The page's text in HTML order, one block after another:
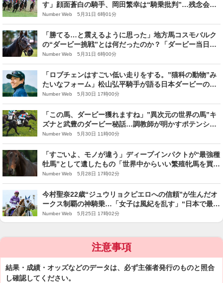
す」顔面蒼白の騎手、岡田繁幸は“騎乗批判”…残念会で
懇願「来年のダービーを勝たせてください」
Number Web 5月31日 6時01分
「勝てる…と震えるように思った」地方馬コスモバルク
の“ダービー挑戦”とは何だったのか？「ダービー当日の
朝、芝コースを歩いた」岡田繁幸の悲願
Number Web 5月31日 6時00分
「ロブチェンはすごい低い走りをする。”猫科の動物”み
たいなフォーム」松山弘平騎手が語る日本ダービーの勝
算「うーん、僕はひらめき派だと思います」
Number Web 5月30日 17時00分
「この馬、ダービー獲れますね」”異次元の世界の馬”キ
ズナと武豊のダービー秘話…調教師が明かすポテンシャ
ル「それこそディープインパクトだね」
Number Web 5月30日 11時00分
「すごいよ、モノが違う」ディープインパクトが“最強種
牡馬”として遺したもの「世界中からいい繁殖牝馬を買い
続けられたのはディープがいたから」
Number Web 5月28日 17時02分
今村聖奈22歳“ジュウリョクピエロへの信頼”が生んだオ
ークス制覇の神騎乗…「女子は風紀を乱す」“日本で最初
の女性騎手から90年”歴史が動いた瞬間
Number Web 5月25日 17時02分
注意事項
結果・成績・オッズなどのデータは、必ず主催者発行のものと照合
し確認してください。